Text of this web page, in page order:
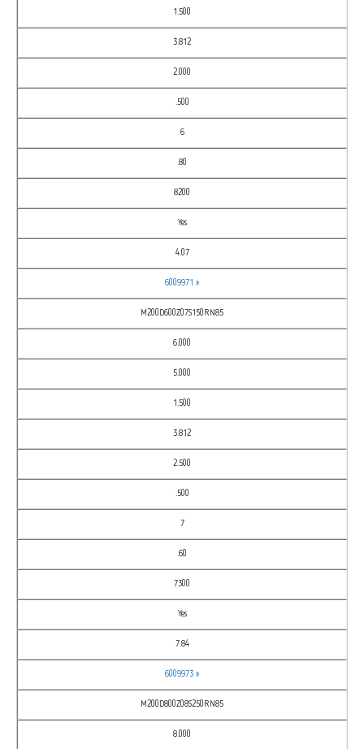
1.500
3.812
2.000
.500
6
.80
8200
Yes
4.07
6009971 »
M200D600Z07S150RN85
6.000
5.000
1.500
3.812
2.500
.500
7
.60
7300
Yes
7.84
6009973 »
M200D800Z08S250RN85
8.000